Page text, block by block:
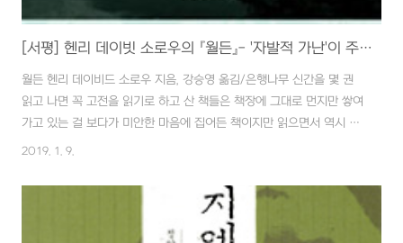
[서평] 헨리 데이빗 소로우의 『월든』- '자발적 가난'이 주는 행복과 진광불휘(眞光不輝)의 교훈
월든 헨리 데이비드 소로우 지음, 강승영 옮김/은행나무 신간을 몇 권
읽고 나면 꼭 고전을 읽기로 하고 산 책들은 책장에 그대로 먼지만 쌓여
가고 있는 걸 보다가 미안한 마음에 집어든 책이지만 읽으면서 역시 고
전읽기란 녹녹치 않음을 다시 한 번 느꼈습니다. 생태문학의 고전으로
변의 '월든' 호숫가에 오두막집을 짓고 최소한의 간소한 생활을 하면서
필요한 만큼의 땅을 갈아 호밀과 옥수수를 키우며 남는 시간엔 호수 주
변의 동식물을 관찰하거나 독서와 명상 등을 즐기며 시간을 보냈던 헨
2019. 1. 9.